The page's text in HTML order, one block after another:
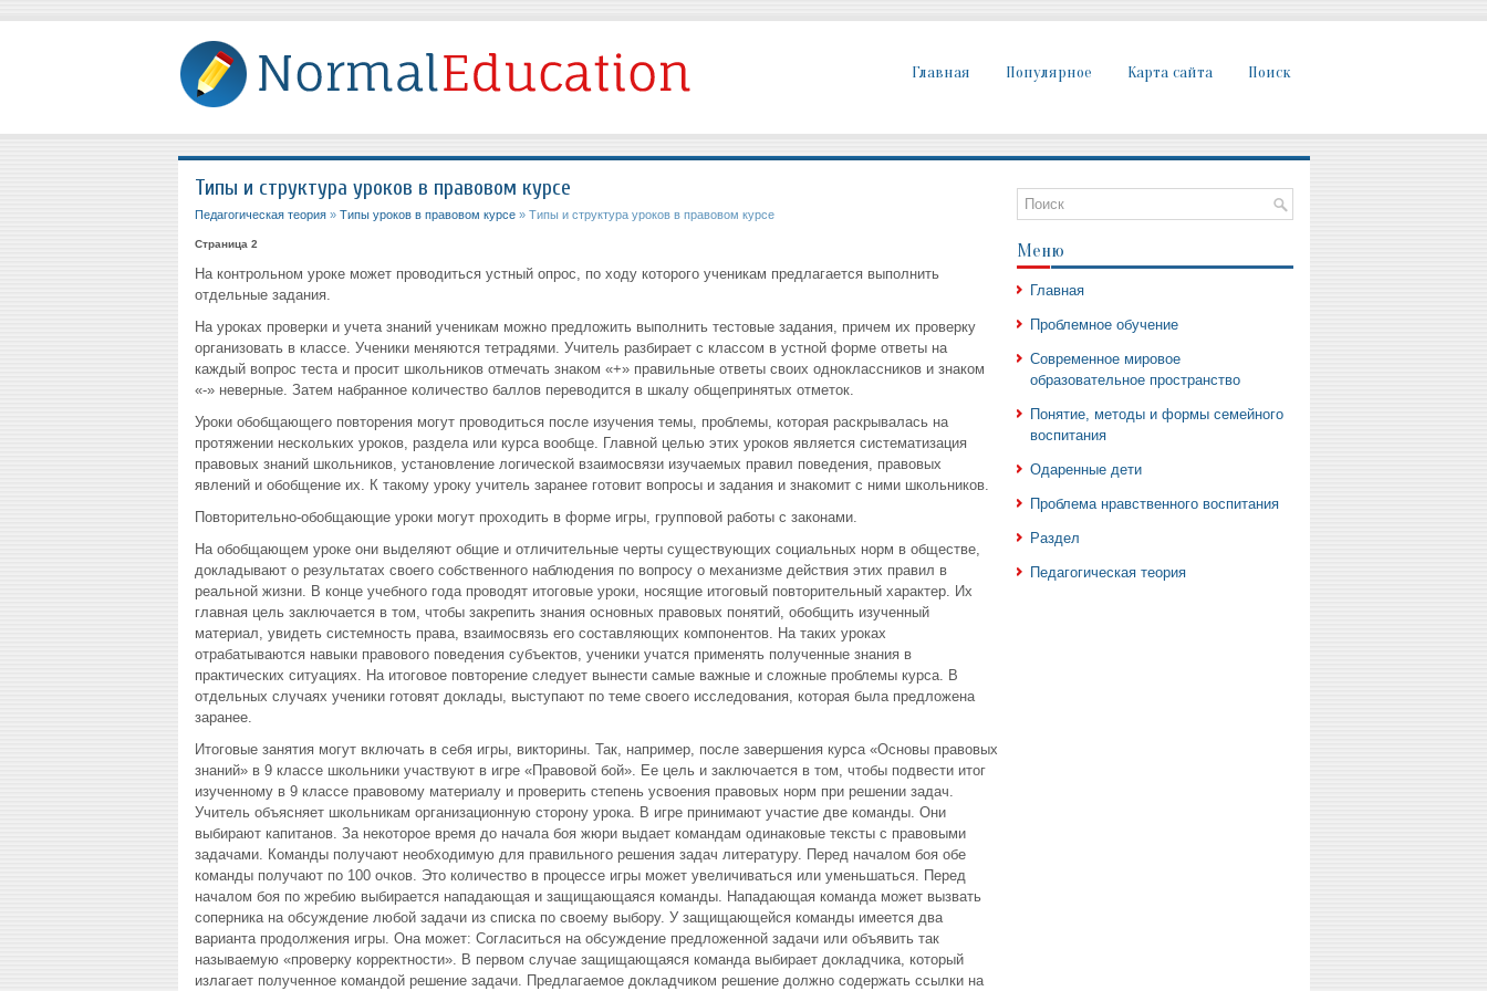
Главная Популярное Карта сайта Поиск
Типы и структура уроков в правовом курсе
Педагогическая теория» Типы уроков в правовом курсе» Типы и структура уроков в правовом курсе
Страница 2
На контрольном уроке может проводиться устный опрос, по ходу которого ученикам предлагается выполнить
отдельные задания.
На уроках проверки и учета знаний ученикам можно предложить выполнить тестовые задания, причем их проверку
организовать в классе. Ученики меняются тетрадями. Учитель разбирает с классом в устной форме ответы на
каждый вопрос теста и просит школьников отмечать знаком «+» правильные ответы своих одноклассников и знаком
«-» неверные. Затем набранное количество баллов переводится в шкалу общепринятых отметок.
Уроки обобщающего повторения могут проводиться после изучения темы, проблемы, которая раскрывалась на
протяжении нескольких уроков, раздела или курса вообще. Главной целью этих уроков является систематизация
правовых знаний школьников, установление логической взаимосвязи изучаемых правил поведения, правовых
явлений и обобщение их. К такому уроку учитель заранее готовит вопросы и задания и знакомит с ними школьников.
Повторительно-обобщающие уроки могут проходить в форме игры, групповой работы с законами.
На обобщающем уроке они выделяют общие и отличительные черты существующих социальных норм в обществе,
докладывают о результатах своего собственного наблюдения по вопросу о механизме действия этих правил в
реальной жизни. В конце учебного года проводят итоговые уроки, носящие итоговый повторительный характер. Их
главная цель заключается в том, чтобы закрепить знания основных правовых понятий, обобщить изученный
материал, увидеть системность права, взаимосвязь его составляющих компонентов. На таких уроках
отрабатываются навыки правового поведения субъектов, ученики учатся применять полученные знания в
практических ситуациях. На итоговое повторение следует вынести самые важные и сложные проблемы курса. В
отдельных случаях ученики готовят доклады, выступают по теме своего исследования, которая была предложена
заранее.
Итоговые занятия могут включать в себя игры, викторины. Так, например, после завершения курса «Основы правовых
знаний» в 9 классе школьники участвуют в игре «Правовой бой». Ее цель и заключается в том, чтобы подвести итог
изученному в 9 классе правовому материалу и проверить степень усвоения правовых норм при решении задач.
Учитель объясняет школьникам организационную сторону урока. В игре принимают участие две команды. Они
выбирают капитанов. За некоторое время до начала боя жюри выдает командам одинаковые тексты с правовыми
задачами. Команды получают необходимую для правильного решения задач литературу. Перед началом боя обе
команды получают по 100 очков. Это количество в процессе игры может увеличиваться или уменьшаться. Перед
началом боя по жребию выбирается нападающая и защищающаяся команды. Нападающая команда может вызвать
соперника на обсуждение любой задачи из списка по своему выбору. У защищающейся команды имеется два
варианта продолжения игры. Она может: Согласиться на обсуждение предложенной задачи или объявить так
называемую «проверку корректности». В первом случае защищающаяся команда выбирает докладчика, который
излагает полученное командой решение задачи. Предлагаемое докладчиком решение должно содержать ссылки на
Меню
Главная
Проблемное обучение
Современное мировое
образовательное пространство
Понятие, методы и формы семейного
воспитания
Одаренные дети
Проблема нравственного воспитания
Раздел
Педагогическая теория